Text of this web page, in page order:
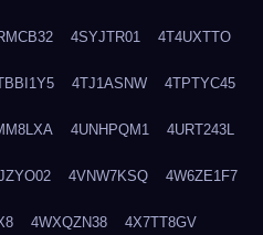
4SYJTR01 4T4UXTTO
4TJ1ASNW 4TPTYC45
4UNHPQM1 4URT243L
4VNW7KSQ 4W6ZE1F7
4WXQZN38 4X7TT8GV